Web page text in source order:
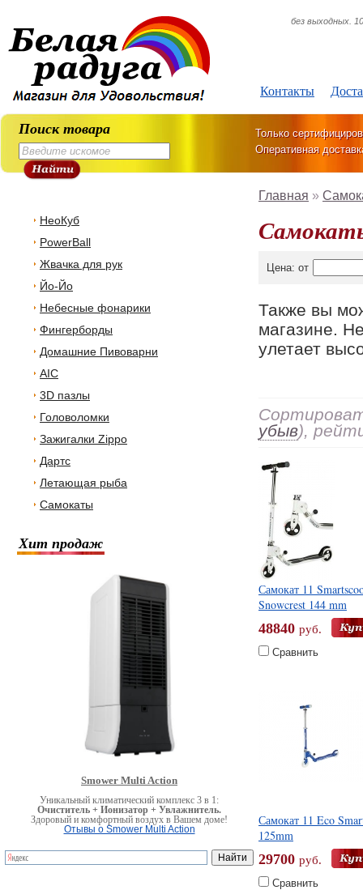
Контакты
без выходных.
Поиск товара
Только
Оперативная
НеоКуб
PowerBall
Жвачка для рук
Йо-Йо
Небесные фонарики
Фингерборды
Домашние Пивоварни
AIC
3D пазлы
Головоломки
Зажигалки Zippo
Дартс
Летающая рыба
Самокаты
Хит продаж
Smower Multi Action
Уникальный климатический комплекс 3 в 1:
Очиститель + Ионизатор + Увлажнитель.
Здоровый и комфортный воздух в Вашем доме!
Отывы о Smower Multi Action
Главная »
Цена: от
Также вы
магазине.
улетает
убыв),
Самокат 11
Snowcrest 144 mm
48840 руб.
Сравнить
Самокат 11 Eco
125mm
29700 руб.
Сравнить